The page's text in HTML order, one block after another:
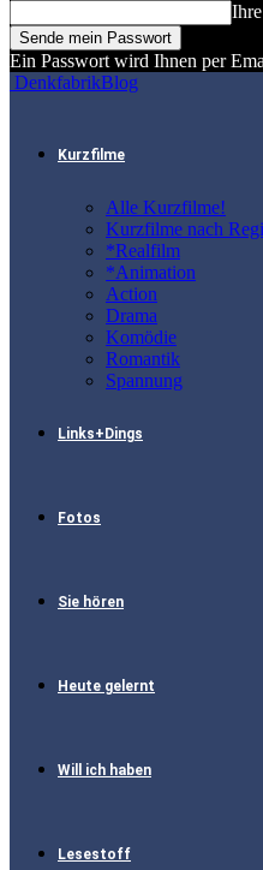
Ein Passwort wird Ihnen per
DenkfabrikBlog
Kurzfilme
Alle Kurzfilme!
Kurzfilme nach
*Realfilm
*Animation
Action
Drama
Komödie
Romantik
Spannung
Links+Dings
Fotos
Sie hören
Heute gelernt
Will ich haben
Lesestoff